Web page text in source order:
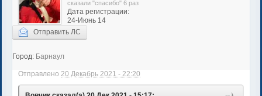
сказали "спасибо" 6 раз
Дата регистрации:
24-Июнь 14
Отправить ЛС
Город: Барнаул
Отправлено 20 Декабрь 2021 - 22:20